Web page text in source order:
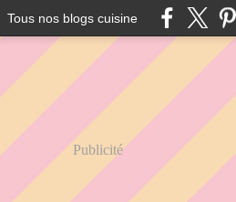
Tous nos blogs cuisine
Publicité